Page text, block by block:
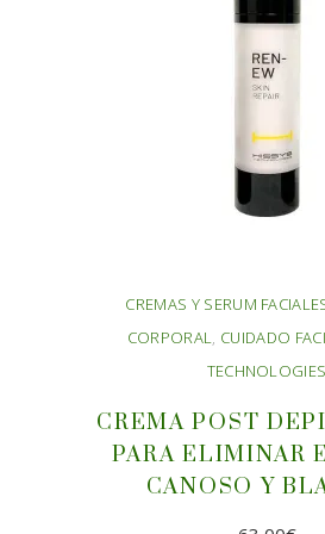
CREMAS Y SERUM
CORPORAL, CUIDADO
TECHNOLOGIES
CREMA POST
PARA ELIMINAR
CANOSO Y